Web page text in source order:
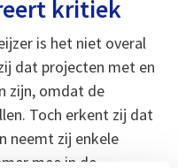
kritiek
is het niet overal
dat projecten met en
zijn, omdat de
Toch erkent zij dat
neemt zij enkele
mee in de